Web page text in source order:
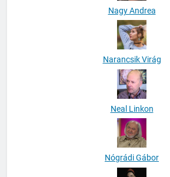
Nagy Andrea
Narancsik Virág
Neal Linkon
Nógrádi Gábor